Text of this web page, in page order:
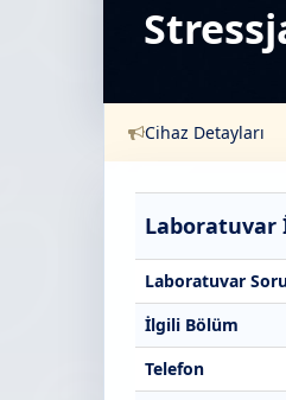
Cihaz Detayları
Laboratuvar
Laboratuvar
İlgili Bölüm
Telefon